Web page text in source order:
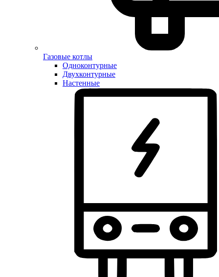
Газовые котлы
Одноконтурные
Двухконтурные
Настенные